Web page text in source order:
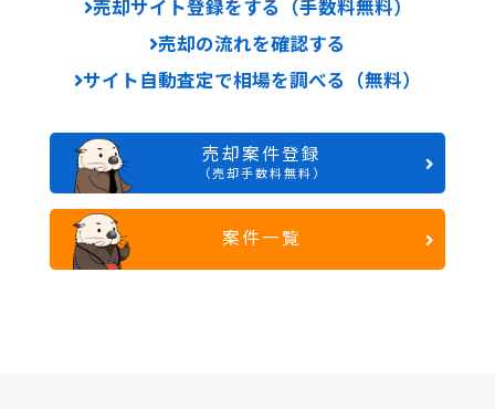
売却サイト登録をする（手数料無料）
売却の流れを確認する
サイト自動査定で相場を調べる（無料）
売却案件登録
（売却手数料無料）
案件一覧